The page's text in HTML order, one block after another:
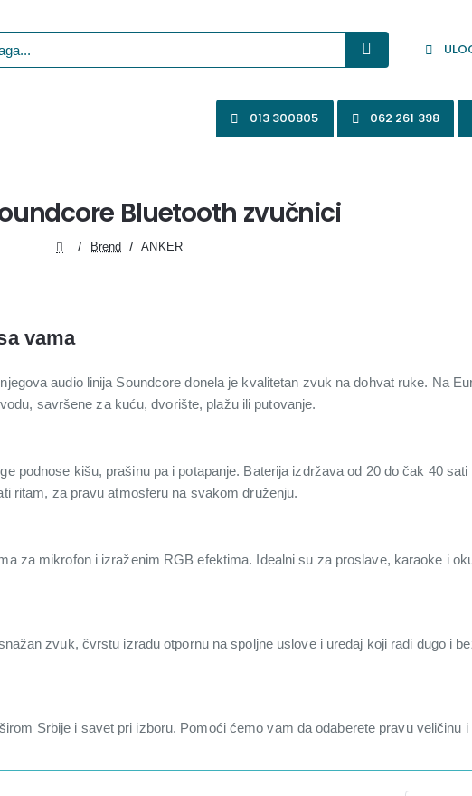
SVE ZA VIDEO NADZOR
013 300805 062 261 398
Bluetooth zvučnici
Brend ANKER
vama
audio linija Soundcore donela je kvalitetan zvuk na dohvat ruke. Na
savršene za kuću, dvorište, plažu ili putovanje.
podnose kišu, prašinu pa i potapanje. Baterija izdržava od 20 do čak 40
ritam, za pravu atmosferu na svakom druženju.
za mikrofon i izraženim RGB efektima. Idealni su za proslave, karaoke i
zvuk, čvrstu izradu otpornu na spoljne uslove i uređaj koji radi dugo i
Srbije i savet pri izboru. Pomoći ćemo vam da odaberete pravu veličinu